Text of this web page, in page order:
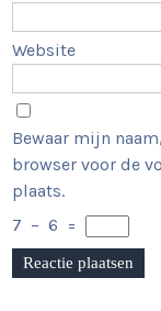
Website
Bewaar mijn
browser voor de
plaats.
7 − 6 =